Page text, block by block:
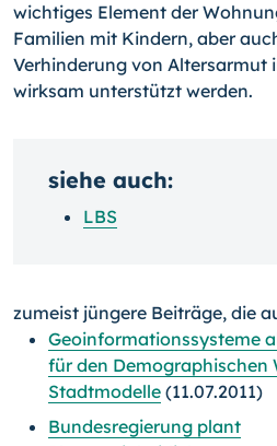
wichtiges Element der
Familien mit Kindern, aber
Verhinderung von Altersarmut
wirksam unterstützt werden.
siehe auch:
LBS
zumeist jüngere Beiträge, die
Geoinformationssysteme
für den Demographischen
Stadtmodelle (11.07.2011)
Bundesregierung plant